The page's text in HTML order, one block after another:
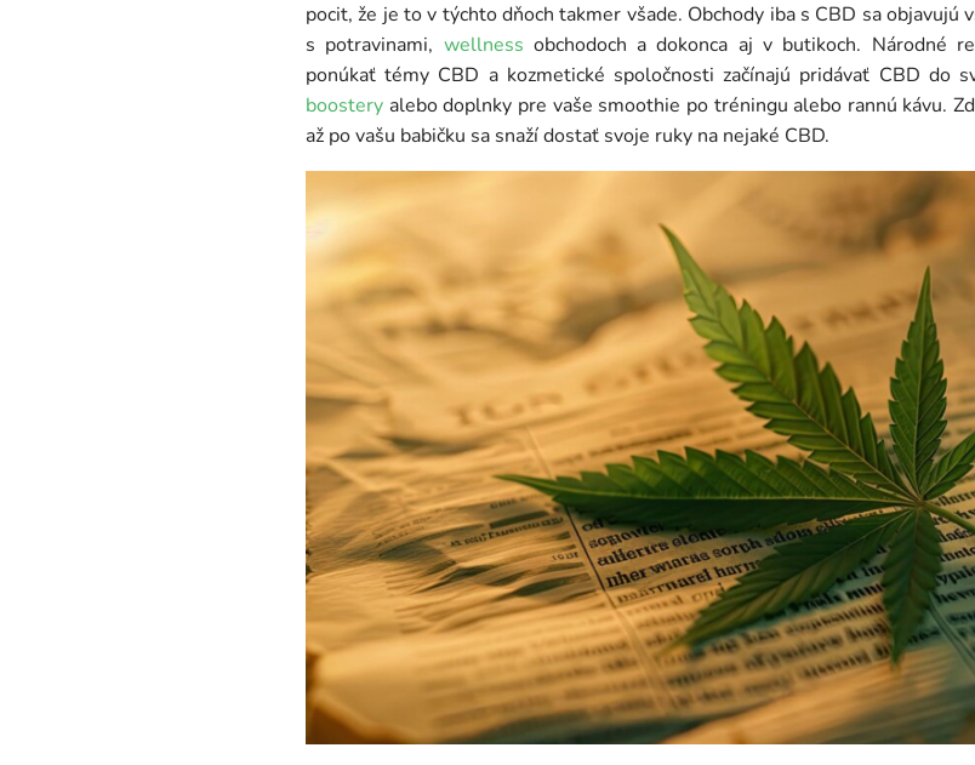
pocit, že je to v týchto dňoch takmer všade. Obchody iba s CBD sa objavujú
s potravinami, wellness obchodoch a dokonca aj v butikoch. Národné
ponúkať témy CBD a kozmetické spoločnosti začínajú pridávať CBD do
boostery alebo doplnky pre vaše smoothie po tréningu alebo rannú kávu.
až po vašu babičku sa snaží dostať svoje ruky na nejaké CBD.